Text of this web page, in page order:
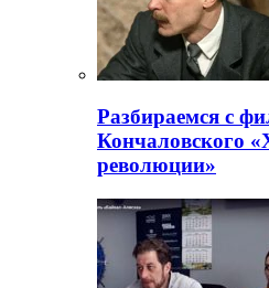
Разбираемся с
Кончаловского
революции»